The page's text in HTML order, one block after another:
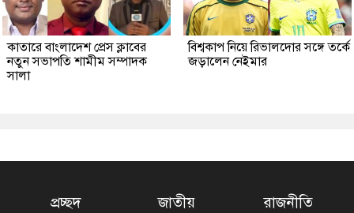
কাতারে বাংলাদেশ প্রেস ক্লাবের
নতুন সভাপতি শামীম সম্পাদক
সালা
বিশ্বকাপ নিয়ে রিভালদোর সঙ্গে তর্কে
জড়ালেন নেইমার
প্রচ্ছদ জাতীয়
রাজনীতি